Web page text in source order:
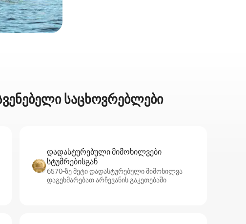
საცხოვრებლები
დადასტურებული მიმოხილვები
სტუმრებისგან
6570‑ზე მეტი დადასტურებული მიმოხილვა
დაგეხმარებათ არჩევანის გაკეთებაში